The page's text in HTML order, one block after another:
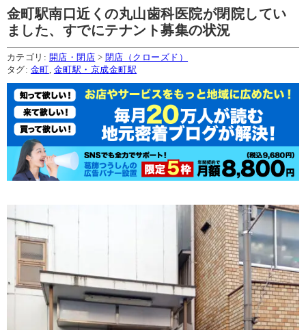
金町駅南口近くの丸山歯科医院が閉院してい
ました、すでにテナント募集の状況
カテゴリ: 開店・閉店 > 閉店（クローズド）
タグ: 金町 金町駅・京成金町駅